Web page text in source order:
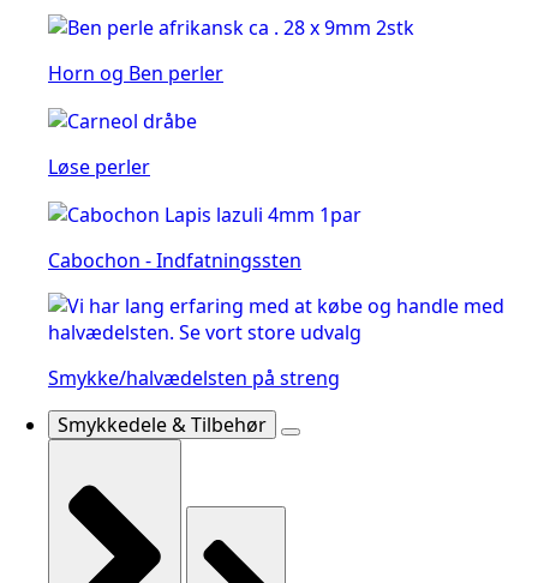
Horn og Ben perler
Løse perler
Cabochon - Indfatningssten
Smykke/halvædelsten på streng
Smykkedele & Tilbehør